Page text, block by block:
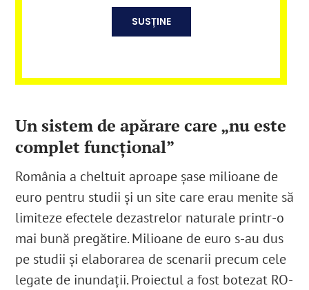
SUSȚINE
Un sistem de apărare care „nu este
complet funcțional”
România a cheltuit aproape șase milioane de
euro pentru studii și un site care erau menite să
limiteze efectele dezastrelor naturale printr-o
mai bună pregătire. Milioane de euro s-au dus
pe studii și elaborarea de scenarii precum cele
legate de inundații. Proiectul a fost botezat RO-